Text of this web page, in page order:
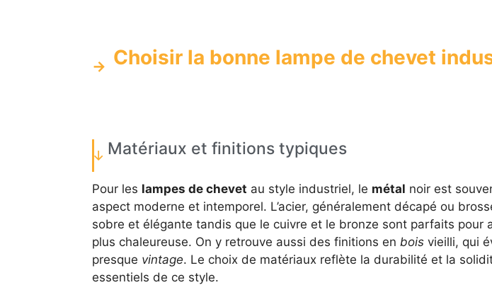
Choisir la bonne lampe de chevet
Matériaux et finitions typiques
Pour les lampes de chevet au style industriel, le métal noir est
aspect moderne et intemporel. L’acier, généralement décapé ou
sobre et élégante tandis que le cuivre et le bronze sont parfaits pour
plus chaleureuse. On y retrouve aussi des finitions en boisvieilli, qui
presque vintage. Le choix de matériaux reflète la durabilité et la
essentiels de ce style.